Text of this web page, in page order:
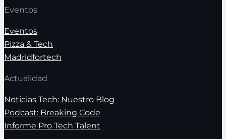
Eventos
Eventos
Pizza & Tech
Madridfortech
Actualidad
Noticias Tech: Nuestro Blog
Podcast: Breaking Code
Informe Pro Tech Talent